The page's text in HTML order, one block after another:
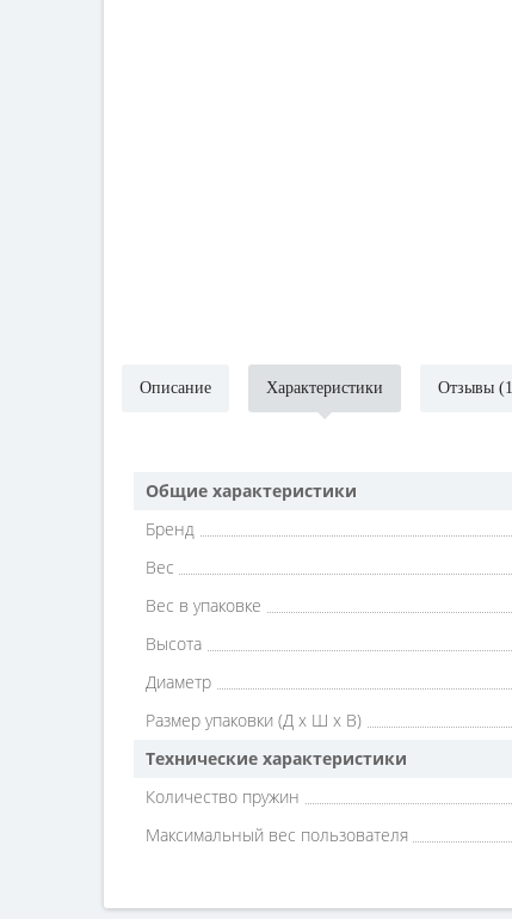
Описание Характеристики Отзывы
Общие характеристики
Бренд
Вес
Вес в упаковке
Высота
Диаметр
Размер упаковки (Д х Ш х В)
Технические характеристики
Количество пружин
Максимальный вес пользователя